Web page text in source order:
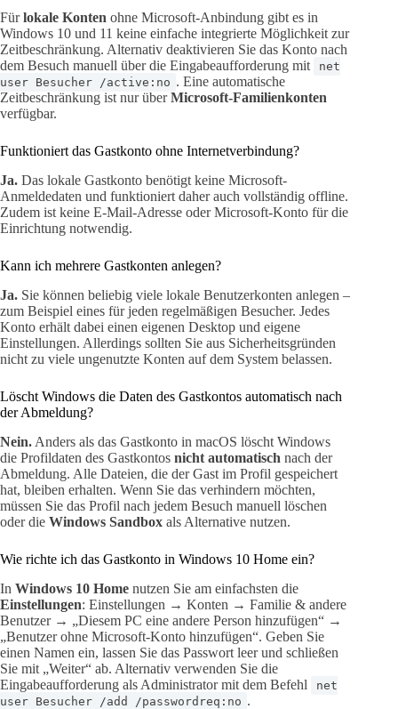
Fürlokale Konten ohne Microsoft-Anbindung gibt es in
Windows 10 und 11 keine einfache integrierte Möglichkeit zur
Zeitbeschränkung. Alternativ deaktivieren Sie das Konto nach
dem Besuch manuell über die Eingabeaufforderung mit
net
user Besucher /active:no . Eine automatische
Zeitbeschränkung ist nur überMicrosoft-Familienkonten
verfügbar.
Funktioniert das Gastkonto ohne Internetverbindung?
Ja. Das lokale Gastkonto benötigt keine Microsoft-
Anmeldedaten und funktioniert daher auch vollständig offline.
Zudem ist keine E-Mail-Adresse oder Microsoft-Konto für die
Einrichtung notwendig.
Kann ich mehrere Gastkonten anlegen?
Ja. Sie können beliebig viele lokale Benutzerkonten anlegen –
zum Beispiel eines für jeden regelmäßigen Besucher. Jedes
Konto erhält dabei einen eigenen Desktop und eigene
Einstellungen. Allerdings sollten Sie aus Sicherheitsgründen
nicht zu viele ungenutzte Konten auf dem System belassen.
Löscht Windows die Daten des Gastkontos automatisch nach
der Abmeldung?
Nein. Anders als das Gastkonto in macOS löscht Windows
die Profildaten des Gastkontos nicht automatisch nach der
Abmeldung. Alle Dateien, die der Gast im Profil gespeichert
hat, bleiben erhalten. Wenn Sie das verhindern möchten,
müssen Sie das Profil nach jedem Besuch manuell löschen
oder die Windows Sandbox als Alternative nutzen.
Wie richte ich das Gastkonto in Windows 10 Home ein?
In Windows 10 Home nutzen Sie am einfachsten die
Einstellungen: Einstellungen → Konten → Familie & andere
Benutzer → „Diesem PC eine andere Person hinzufügen“ →
„Benutzer ohne Microsoft-Konto hinzufügen“. Geben Sie
einen Namen ein, lassen Sie das Passwort leer und schließen
Sie mit „Weiter“ ab. Alternativ verwenden Sie die
Eingabeaufforderung als Administrator mit dem Befehl
net
user Besucher /add /passwordreq:no .